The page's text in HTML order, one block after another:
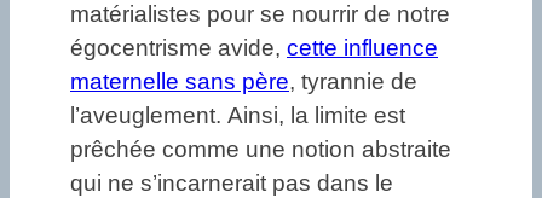
matérialistes pour se nourrir de notre
égocentrisme avide, cette influence
maternelle sans père, tyrannie de
l’aveuglement. Ainsi, la limite est
prêchée comme une notion abstraite
qui ne s’incarnerait pas dans le